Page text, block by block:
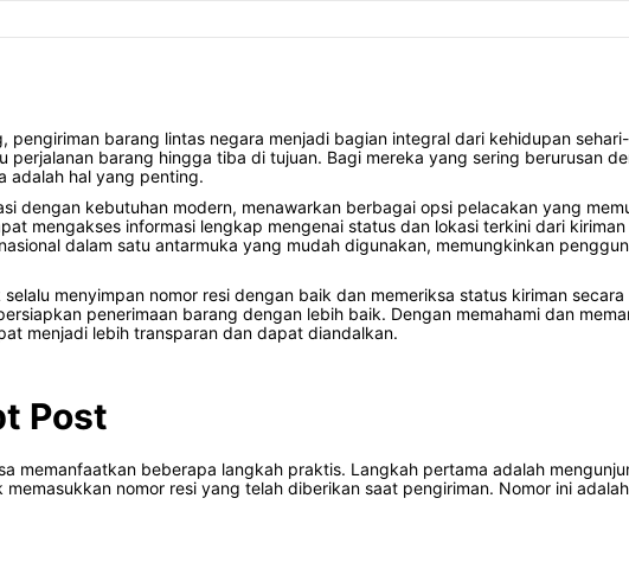
barang lintas negara menjadi bagian integral dari kehidupan
barang hingga tiba di tujuan. Bagi mereka yang sering berurusan
adalah hal yang penting.
dengan kebutuhan modern, menawarkan berbagai opsi pelacakan yang
mengakses informasi lengkap mengenai status dan lokasi terkini dari
dalam satu antarmuka yang mudah digunakan, memungkinkan
menyimpan nomor resi dengan baik dan memeriksa status kiriman
penerimaan barang dengan lebih baik. Dengan memahami dan
menjadi lebih transparan dan dapat diandalkan.
Post
memanfaatkan beberapa langkah praktis. Langkah pertama adalah
nomor resi yang telah diberikan saat pengiriman. Nomor ini